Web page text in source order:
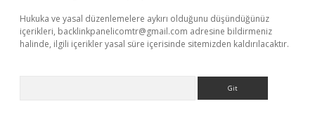
Hukuka ve yasal düzenlemelere aykırı olduğunu düşündüğünüz
içerikleri, backlinkpanelicomtr@gmail.com adresine bildirmeniz
halinde, ilgili içerikler yasal süre içerisinde sitemizden kaldırılacaktır.